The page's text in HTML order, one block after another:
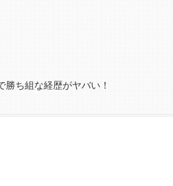
ち組な経歴がヤバい！